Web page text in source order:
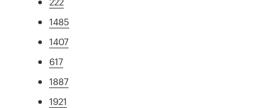
1485
1407
617
1887
1921